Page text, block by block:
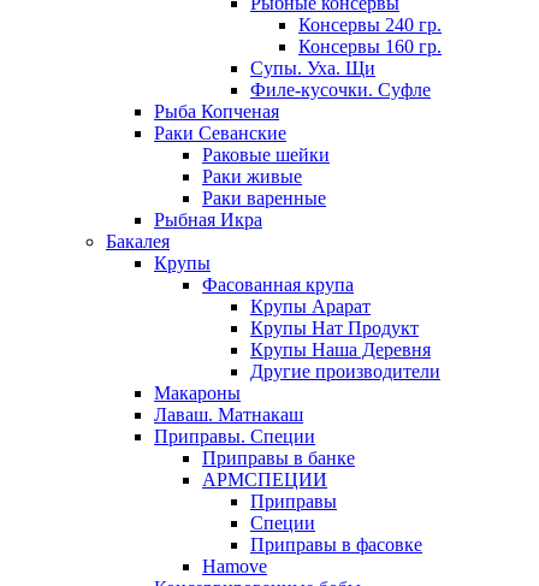
Консервы 240 гр.
Консервы 160 гр.
Супы. Уха. Щи
Филе-кусочки. Суфле
Рыба Копченая
Раки Севанские
Раковые шейки
Раки живые
Раки варенные
Рыбная Икра
Бакалея
Крупы
Фасованная крупа
Крупы Арарат
Крупы Нат Продукт
Крупы Наша Деревня
Другие производители
Макароны
Лаваш. Матнакаш
Приправы. Специи
Приправы в банке
АРМСПЕЦИИ
Приправы
Специи
Приправы в фасовке
Hamove